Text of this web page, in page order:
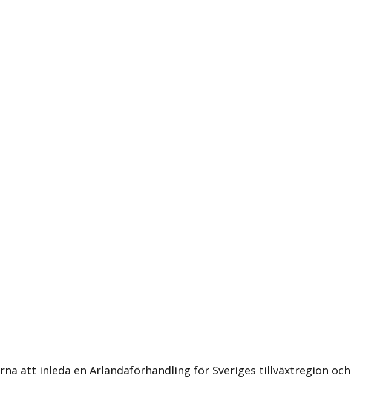
att inleda en Arlandaförhandling för Sveriges tillväxtregion och